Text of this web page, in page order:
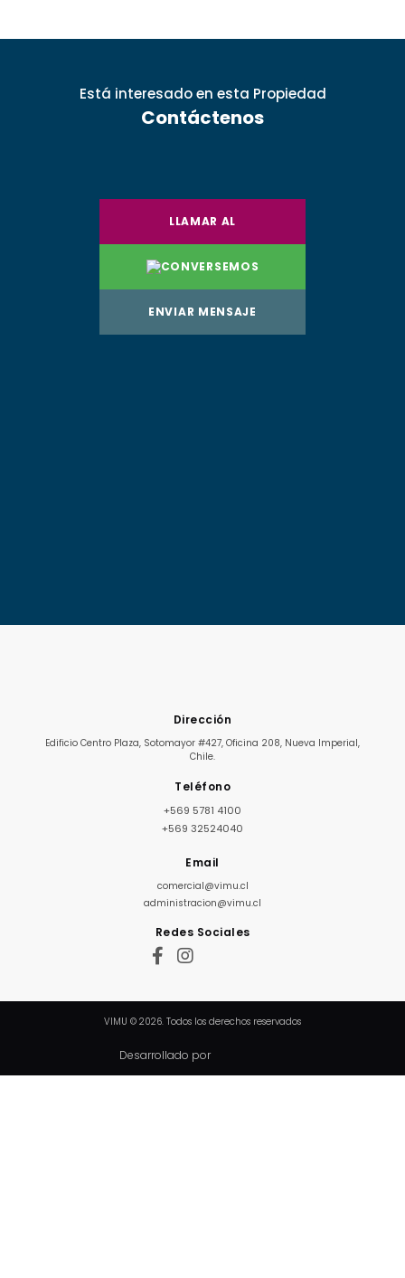
Está interesadoen esta Propiedad
Contáctenos
LLAMAR AL
CONVERSEMOS
ENVIAR MENSAJE
Dirección
Edificio Centro Plaza, Sotomayor #427, Oficina 208, Nueva Imperial,
Chile.
Teléfono
+569 5781 4100
+569 32524040
Email
comercial@vimu.cl
administracion@vimu.cl
Redes Sociales
VIMU © 2026. Todos los derechos reservados
Desarrollado por